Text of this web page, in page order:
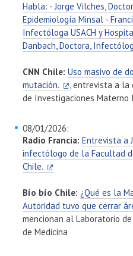
Habla: - Jorge Vilches,
Epidemiología Minsal -
Infectóloga USACH y
Danbach, Doctora,
CNN Chile: Uso masivo de
mutación.
, entrevista a la
de Investigaciones
08/01/2026:
Radio Francia: Entrevista a
infectólogo de la Facultad
Chile.
Bío bío Chile: ¿Qué es la
Autoridad tuvo que cerrar
mencionan al Laboratorio
de Medicina